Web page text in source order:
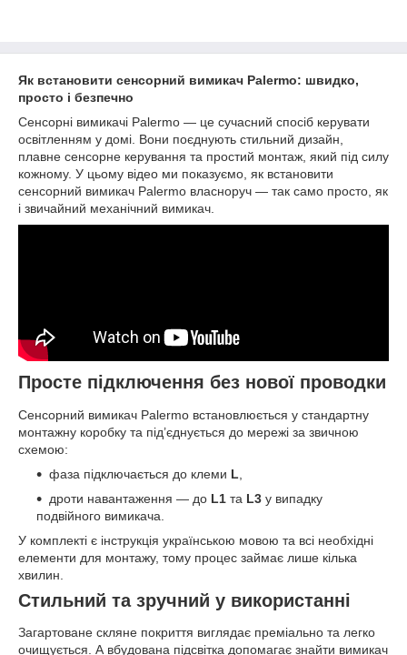
Як встановити сенсорний вимикач Palermo: швидко,
просто і безпечно
Сенсорні вимикачі Palermo — це сучасний спосіб керувати
освітленням у домі. Вони поєднують стильний дизайн,
плавне сенсорне керування та простий монтаж, який під силу
кожному. У цьому відео ми показуємо, як встановити
сенсорний вимикач Palermo власноруч — так само просто, як
і звичайний механічний вимикач.
Просте підключення без нової проводки
Сенсорний вимикач Palermo встановлюється у стандартну
монтажну коробку та під’єднується до мережі за звичною
схемою:
фаза підключається до клеми L
дроти навантаження — до L1 та L3 у випадку
подвійного вимикача.
У комплекті є інструкція українською мовою та всі необхідні
елементи для монтажу, тому процес займає лише кілька
хвилин.
Стильний та зручний у використанні
Загартоване скляне покриття виглядає преміально та легко
очищується. А вбудована підсвітка допомагає знайти вимикач